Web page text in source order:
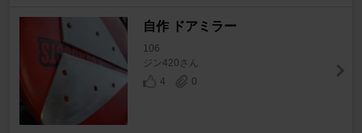
自作 ドアミラー
106
ジン420さん
4
0